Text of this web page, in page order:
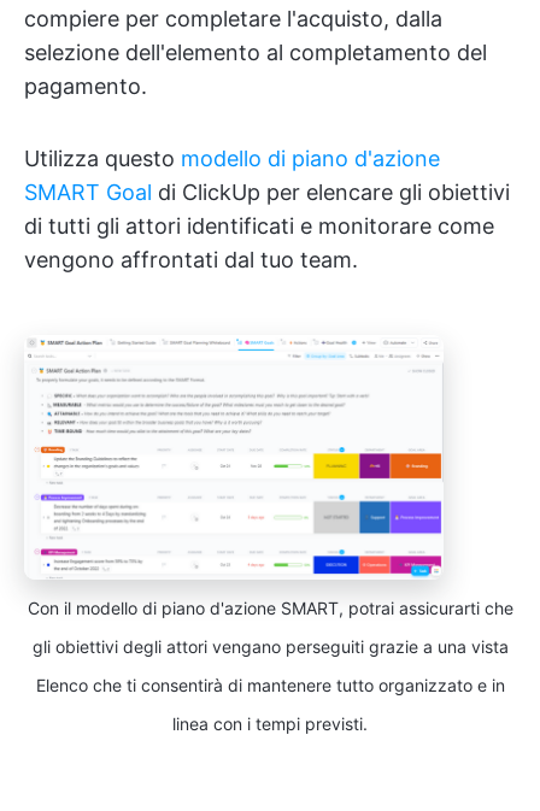
compiere per completare l'acquisto, dalla
selezione dell'elemento al completamento del
pagamento.
Utilizza questo modello di piano d'azione
SMART Goal di ClickUp per elencare gli obiettivi
di tutti gli attori identificati e monitorare come
vengono affrontati dal tuo team.
Con il modello di piano d'azione SMART, potrai assicurarti che
gli obiettivi degli attori vengano perseguiti grazie a una vista
Elenco che ti consentirà di mantenere tutto organizzato e in
linea con i tempi previsti.